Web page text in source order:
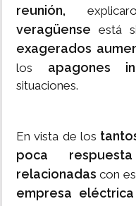
reunión,
veragüense está
exagerados
los apagones
situaciones.
En vista de los
poca respuesta
relacionadascon
empresa eléctrica